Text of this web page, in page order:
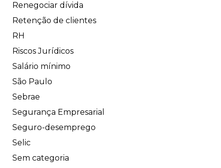
Renegociar dívida
Retenção de clientes
RH
Riscos Jurídicos
Salário mínimo
São Paulo
Sebrae
Segurança Empresarial
Seguro-desemprego
Selic
Sem categoria